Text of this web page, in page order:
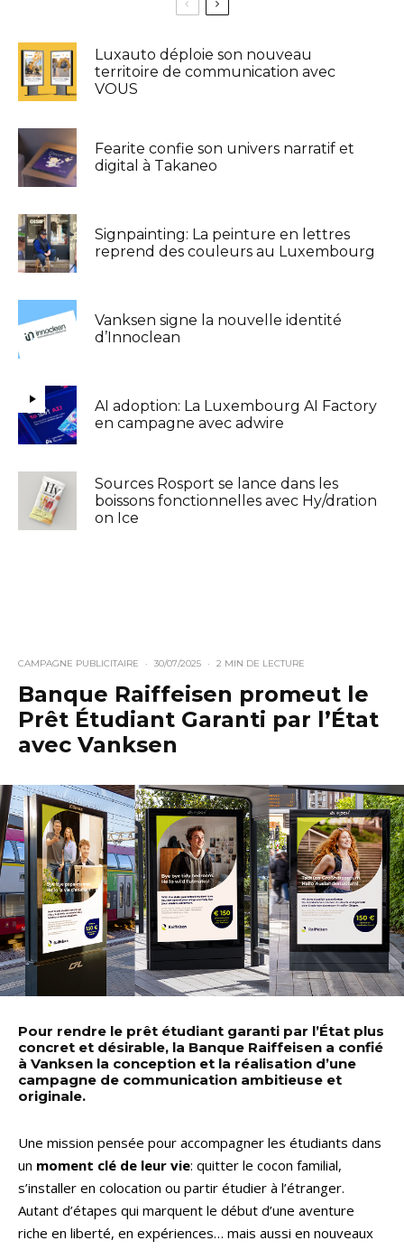
Luxauto déploie son nouveau
territoire de communication avec
VOUS
Fearite confie son univers narratif et
digital à Takaneo
Signpainting: La peinture en lettres
reprend des couleurs au Luxembourg
Vanksen signe la nouvelle identité
d’Innoclean
AI adoption: La Luxembourg AI Factory
en campagne avec adwire
Sources Rosport se lance dans les
boissons fonctionnelles avec Hy/dration
on Ice
CAMPAGNE PUBLICITAIRE · 30/07/2025 · 2 MIN DE LECTURE
Banque Raiffeisen promeut le
Prêt Étudiant Garanti par l’État
avec Vanksen
Pour rendre le prêt étudiant garanti par l’État plus
concret et désirable, la Banque Raiffeisen a confié
à Vanksen la conception et la réalisation d’une
campagne de communication ambitieuse et
originale.
Une mission pensée pour accompagner les étudiants dans
un moment clé de leur vie: quitter le cocon familial,
s’installer en colocation ou partir étudier à l’étranger.
Autant d’étapes qui marquent le début d’une aventure
riche en liberté, en expériences… mais aussi en nouveaux